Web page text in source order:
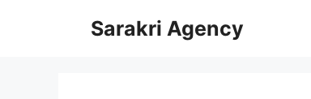
Sarakri Agency